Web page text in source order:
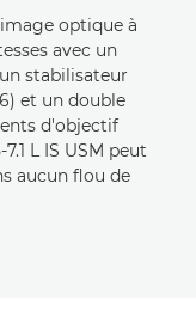
optique à
avec un
stabilisateur
et un double
d'objectif
L IS USM peut
aucun flou de